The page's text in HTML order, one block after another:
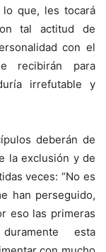
que, les tocará
tal actitud de
con el
recibirán para
irrefutable y
deberán de
la exclusión y de
veces: “No es
han perseguido,
eso las primeras
esta